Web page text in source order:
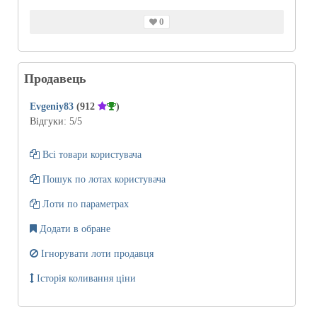
0
Продавець
Evgeniy83 (912
)
Відгуки: 5/5
Всі товари користувача
Пошук по лотах користувача
Лоти по параметрах
Додати в обране
Ігнорувати лоти продавця
Історія коливання ціни